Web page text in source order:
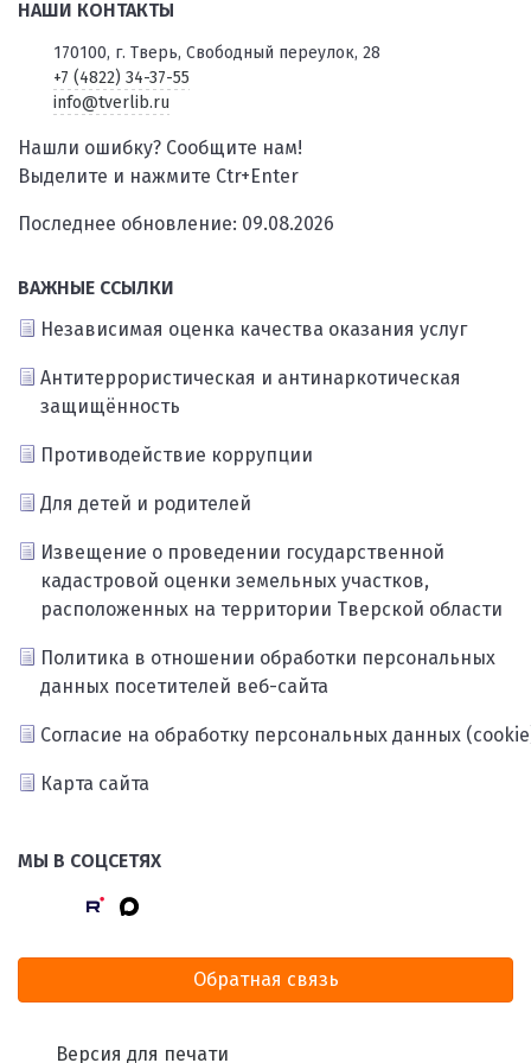
НАШИ КОНТАКТЫ
170100, г. Тверь, Свободный переулок, 28
+7 (4822) 34-37-55
info@tverlib.ru
Нашли ошибку? Сообщите нам!
Выделите и нажмите Ctr+Enter
Последнее обновление: 09.08.2026
ВАЖНЫЕ ССЫЛКИ
Независимая оценка качества оказания услуг
Антитеррористическая и антинаркотическая
защищённость
Противодействие коррупции
Для детей и родителей
Извещение о проведении государственной
кадастровой оценки земельных участков,
расположенных на территории Тверской области
Политика в отношении обработки персональных
данных посетителей веб-сайта
Согласие на обработку персональных данных
Карта сайта
МЫ В СОЦСЕТЯХ
Обратная связь
Версия для печати